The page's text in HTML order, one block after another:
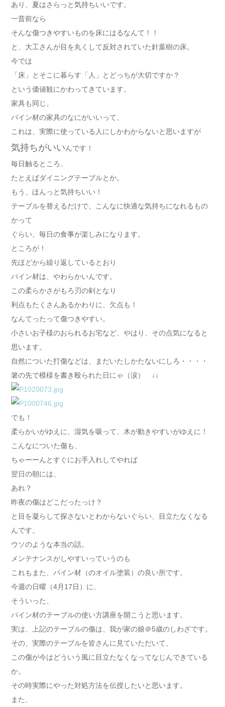
あり、夏はさらっと気持ちいいです。
一昔前なら
そんな傷つきやすいものを床にはるなんて！！
と、大工さんが目を丸くして反対されていた針葉樹の床。
今では
「床」とそこに暮らす「人」とどっちが大切ですか？
という価値観にかわってきています。
家具も同じ。
パイン材の家具のなにがいいって、
これは、実際に使っている人にしかわからないと思いますが
気持ちがいいんです！
毎日触るところ、
たとえばダイニングテーブルとか。
もう、ほんっと気持ちいい！
テーブルを替えるだけで、こんなに快適な気持ちになれるもの
かって
ぐらい、毎日の食事が楽しみになります。
ところが！
先ほどから繰り返しているとおり
パイン材は、やわらかいんです。
この柔らかさがもろ刃の剣となり
利点もたくさんあるかわりに、欠点も！
なんてったって傷つきやすい。
小さいお子様のおられるお宅など、やはり、その点気になると
思います。
自然についた打傷などは、まだいたしかたないにしろ・・・・
箸の先で模様を書き殴られた日にゃ（涙） ↓↓
でも！
柔らかいがゆえに、湿気を吸って、木が動きやすいがゆえに！
こんなについた傷も、
ちゃーーんとすぐにお手入れしてやれば
翌日の朝には、
あれ？
昨夜の傷はどこだったっけ？
と目を凝らして探さないとわからないぐらい、目立たなくなる
んです。
ウソのような本当の話。
メンテナンスがしやすいっていうのも
これもまた、パイン材（のオイル塗装）の良い所です。
今週の日曜（4月17日）に、
そういった、
パイン材のテーブルの使い方講座を開こうと思います。
実は、上記のテーブルの傷は、我が家の娘＠5歳のしわざです。
その、実際のテーブルを皆さんに見ていただいて、
この傷が今はどういう風に目立たなくなってなじんできている
か。
その時実際にやった対処方法を伝授したいと思います。
また、